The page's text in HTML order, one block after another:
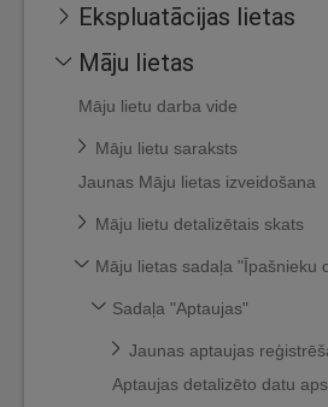
Ekspluatācijas lietas
Māju lietas
Māju lietu darba vide
Māju lietu saraksts
Jaunas Māju lietas izveidošana
Māju lietu detalizētais skats
Māju lietas sadaļa "Īpašnieku
Sadaļa "Aptaujas"
Jaunas aptaujas
Aptaujas detalizēto datu